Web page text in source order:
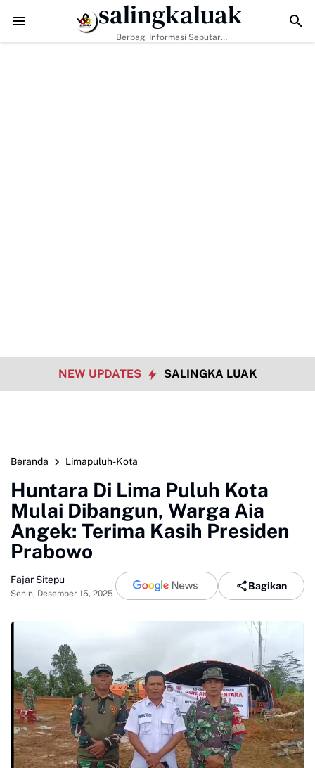
Bangun Jalan, Bekali Warga Buluh Kasok dengan Kesiapsiagaan
salingkaluak
Berbagi Informasi Seputar
NEW UPDATES SALINGKA LUAK
Beranda Limapuluh-Kota
Huntara Di Lima Puluh Kota
Mulai Dibangun, Warga Aia
Angek: Terima Kasih Presiden
Prabowo
Fajar Sitepu
Senin, Desember 15, 2025
Bagikan